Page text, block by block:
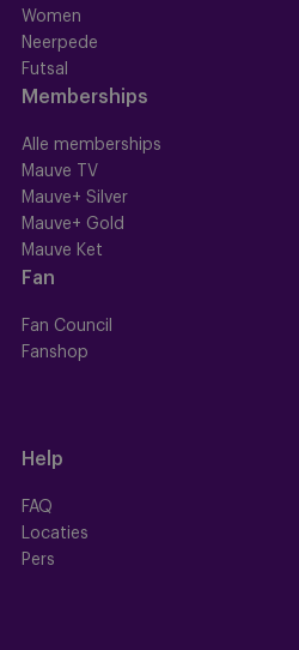
Women
Neerpede
Futsal
Memberships
Alle memberships
Mauve TV
Mauve+ Silver
Mauve+ Gold
Mauve Ket
Fan
Fan Council
Fanshop
Help
FAQ
Locaties
Pers